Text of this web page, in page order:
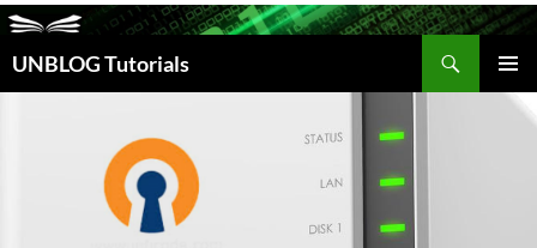
UNBLOG Tutorials
Suchen